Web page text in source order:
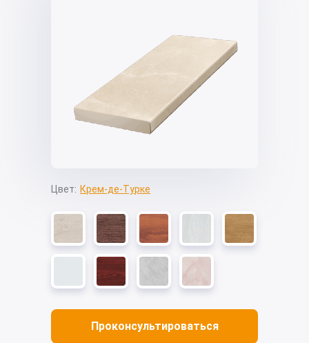
Цвет: Крем-де-Турке
Проконсультироваться